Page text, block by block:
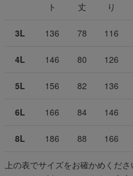
ト
丈
り
3L 136 78 116
4L 146 80 126
5L 156 82 136
6L 166 84 146
8L 186 88 166
上の表でサイズをお確かめくだ